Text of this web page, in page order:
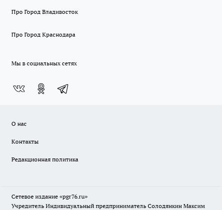
Про Город Владивосток
Про Город Краснодара
Мы в социальных сетях
О нас
Контакты
Редакционная политика
Сетевое издание «pgr76.ru»
Учредитель Индивидуальный предприниматель Солодянкин Максим